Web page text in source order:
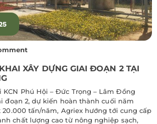
XÂY DỰNG GIAI ĐOẠN 2 TẠI
KCN Phú Hội – Đức Trọng – Lâm Đồng
đoạn 2, dự kiến hoàn thành cuối năm
20.000 tấn/năm, Agriex hướng tới cung cấp
chất lượng cao từ nông nghiệp sạch,